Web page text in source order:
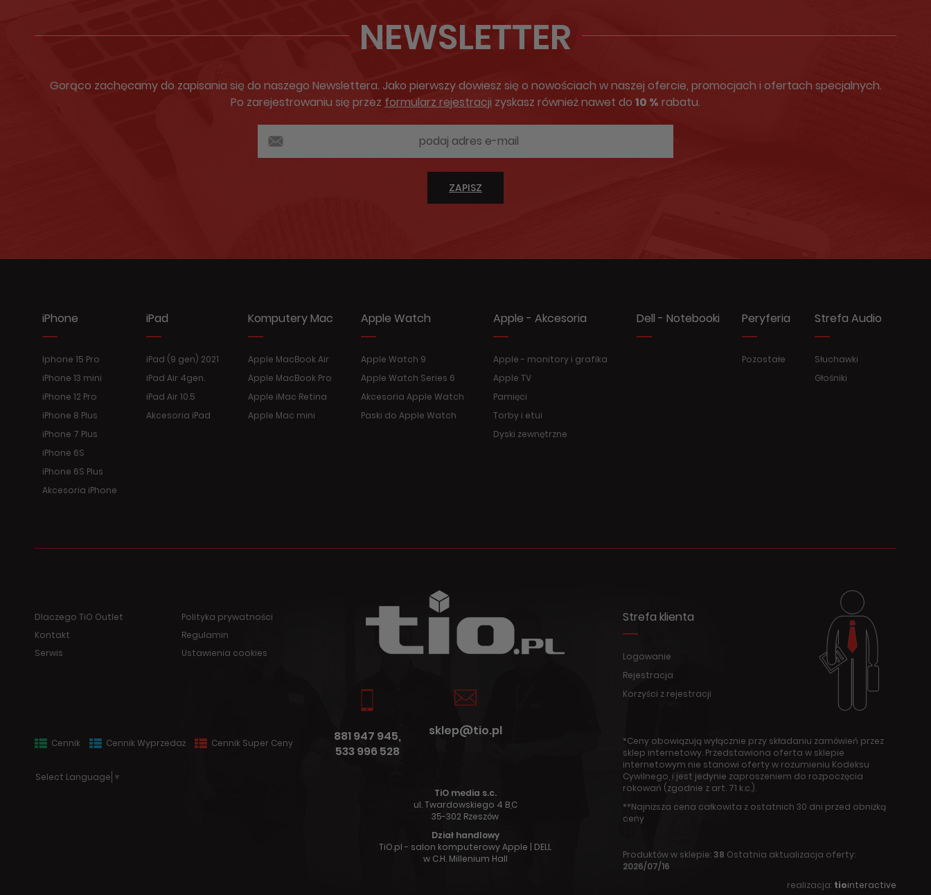
NEWSLETTER
Gorąco zachęcamy do zapisania się do naszego Newslettera. Jako pierwszy dowiesz się o nowościach w naszej ofercie, promocjach i ofertach specjalnych.
Po zarejestrowaniu się przez formularz rejestracji zyskasz również nawet do 10 % rabatu.
ZAPISZ
iPhone
Iphone 15 Pro
iPhone 13 mini
iPhone 12 Pro
iPhone 8 Plus
iPhone 7 Plus
iPhone 6S
iPhone 6S Plus
Akcesoria iPhone
iPad
iPad (9 gen) 2021
iPad Air 4gen.
iPad Air 10.5
Akcesoria iPad
Komputery Mac
Apple MacBook Air
Apple MacBook Pro
Apple iMac Retina
Apple Mac mini
Apple Watch
Apple Watch 9
Apple Watch Series 6
Akcesoria Apple Watch
Paski do Apple Watch
Apple - Akcesoria
Apple - monitory i grafika
Apple TV
Pamięci
Torby i etui
Dyski zewnętrzne
Dell - Notebooki Peryferia
Pozostałe
Strefa Audio
Słuchawki
Głośniki
Dlaczego TiO Outlet
Kontakt
Serwis
Polityka prywatności
Regulamin
Ustawienia cookies
Cennik Cennik Wyprzedaż Cennik Super Ceny
Select Language ▼
Strefa klienta
Logowanie
Rejestracja
Korzyści z rejestracji
*Ceny obowiązują wyłącznie przy składaniu zamówień przez
sklep internetowy. Przedstawiona oferta w sklepie
internetowym nie stanowi oferty w rozumieniu Kodeksu
Cywilnego, i jest jedynie zaproszeniem do rozpoczęcia
rokowań (zgodnie z art. 71 k.c.).
**Najniższa cena całkowita z ostatnich 30 dni przed obniżką
ceny
Produktów w sklepie:38 Ostatnia aktualizacja oferty:
2026/07/16
881 947 945,
533 996 528
sklep@tio.pl
TiO media s.c.
ul. Twardowskiego 4 B,C
35-302 Rzeszów
Dział handlowy
TiO.pl - salon komputerowy Apple | DELL
w C.H. Millenium Hall
realizacja: tiointeractive